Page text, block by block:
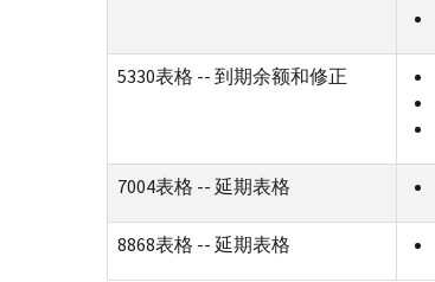
5330表格 -- 到期余额和修正
7004表格 -- 延期表格
8868表格 -- 延期表格